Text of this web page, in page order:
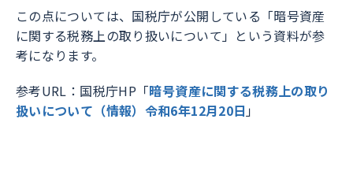
この点については、国税庁が公開している「暗号資産
に関する税務上の取り扱いについて」という資料が参
考になります。
参考URL：国税庁HP「暗号資産に関する税務上の取り
扱いについて（情報）令和6年12月20日」